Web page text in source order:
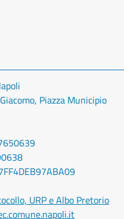
Piazza Municipio
URP e Albo Pretorio